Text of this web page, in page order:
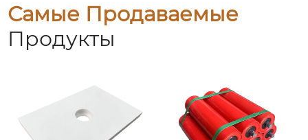
Самые Продаваемые
Продукты